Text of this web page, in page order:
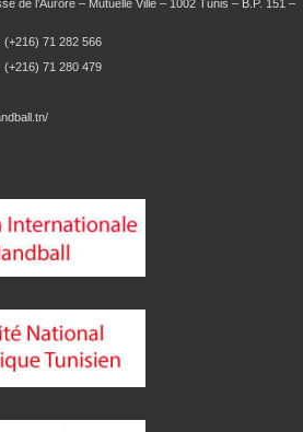
de l’Aurore – Mutuelle Ville – 1002 Tunis – B.P. 151 –
(+216) 71 282 566
(+216) 71 280 479